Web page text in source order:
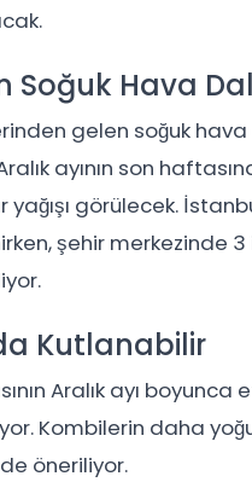
Hava
gelen soğuk
ayının son
görülecek.
şehir merkezinde
Kutlanabilir
Aralık ayı boyunca
Kombilerin daha
öneriliyor.